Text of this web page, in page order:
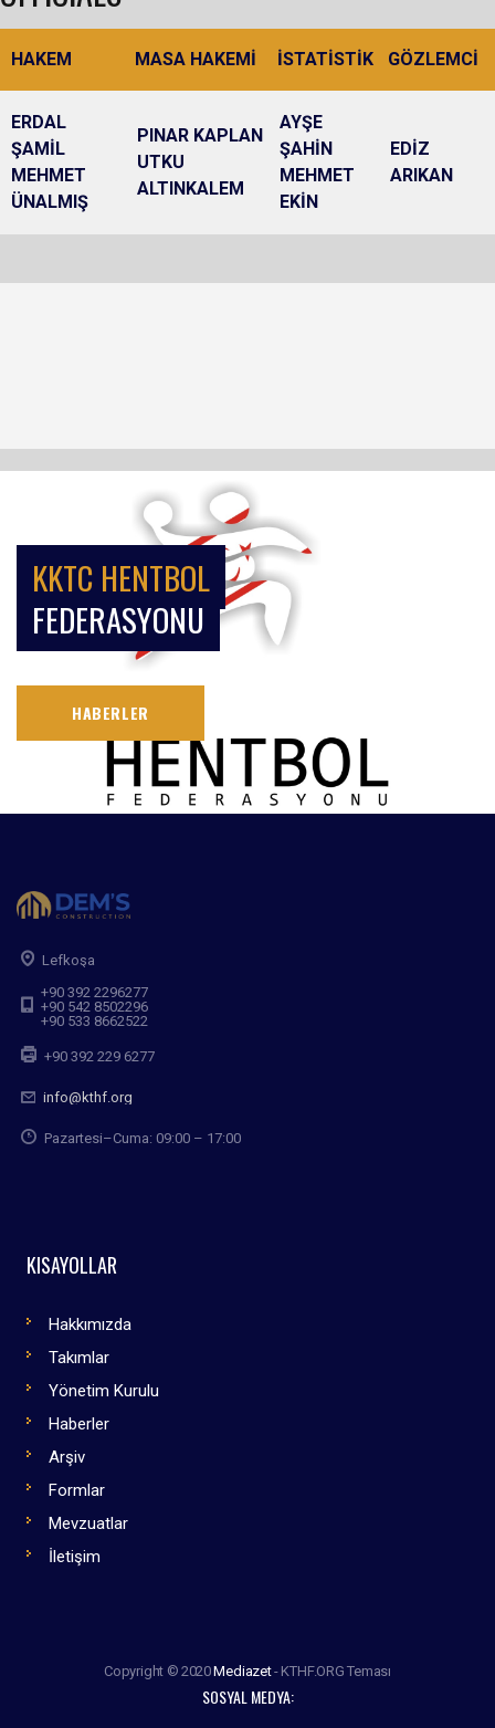
HAKEM MASA HAKEMİ İSTATİSTİK GÖZLEMCİ
ERDAL
ŞAMİL
MEHMET
ÜNALMIŞ
PINAR KAPLAN
UTKU
ALTINKALEM
AYŞE
ŞAHİN
MEHMET
EKİN
EDİZ
ARIKAN
KKTC HENTBOL
FEDERASYONU
HABERLER
Lefkoşa
+90 392 2296277
+90 542 8502296
+90 533 8662522
+90 392 229 6277
info@kthf.org
Pazartesi–Cuma: 09:00 – 17:00
KISAYOLLAR
Hakkımızda
Takımlar
Yönetim Kurulu
Haberler
Arşiv
Formlar
Mevzuatlar
İletişim
Copyright © 2020Mediazet- KTHF.ORG Teması
SOSYAL MEDYA: